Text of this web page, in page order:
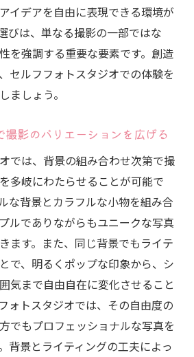
イデアを自由に表現できる環境が
びは、単なる撮影の一部ではな
を強調する重要な要素です。創造
セルフフォトスタジオでの体験を
ましょう。
撮影のバリエーションを広げる
では、背景の組み合わせ次第で撮
多岐にわたらせることが可能で
な背景とカラフルな小物を組み合
ルでありながらもユニークな写真
ます。また、同じ背景でもライテ
で、明るくポップな印象から、シ
気まで自由自在に変化させること
ォトスタジオでは、その自由度の
でもプロフェッショナルな写真を
背景とライティングの工夫によっ